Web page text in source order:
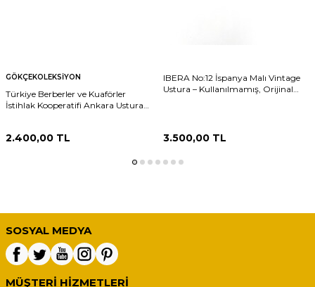
GÖKÇEKOLEKSIYON
Türkiye Berberler ve Kuaförler
İstihlak Kooperatifi Ankara Ustura
2.400,00 TL
IBERA No:12 İspanya Malı Vintage
Ustura – Kullanılmamış, Orijinal
3.500,00TL
SOSYAL MEDYA
MÜŞTERI HIZMETLERI